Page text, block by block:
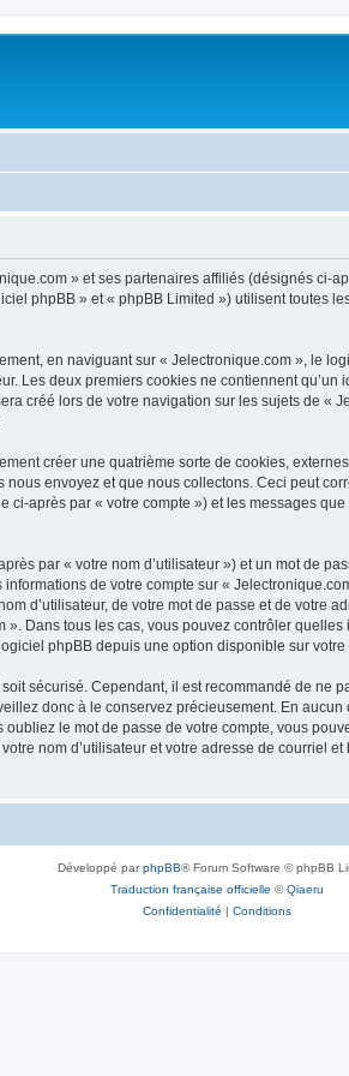
» et ses partenaires affiliés (désignés ci-
phpBB » et « phpBB Limited ») utilisent toutes
en naviguant sur « Jelectronique.com », le
Les deux premiers cookies ne contiennent
créé lors de votre navigation sur les sujets de «
créer une quatrième sorte de cookies,
envoyez et que nous collectons. Ceci peut
ci-après par « votre compte ») et les messages
par « votre nom d’utilisateur ») et un mot de
de votre compte sur «
d’utilisateur, de votre mot de passe et de votre
Dans tous les cas, vous pouvez contrôler
phpBB depuis une option disponible sur votre
sécurisé. Cependant, il est recommandé de ne
donc à le conservez précieusement. En
le mot de passe de votre compte, vous
nom d’utilisateur et votre adresse de courriel
Développé parphpBB® Forum Software © phpBB
Traduction française officielle ©Qiaeru
Confidentialité | Conditions